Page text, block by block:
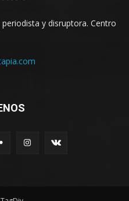
y disruptora. Centro